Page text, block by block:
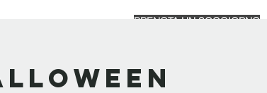
PRENOTA UN SOGGIORNO